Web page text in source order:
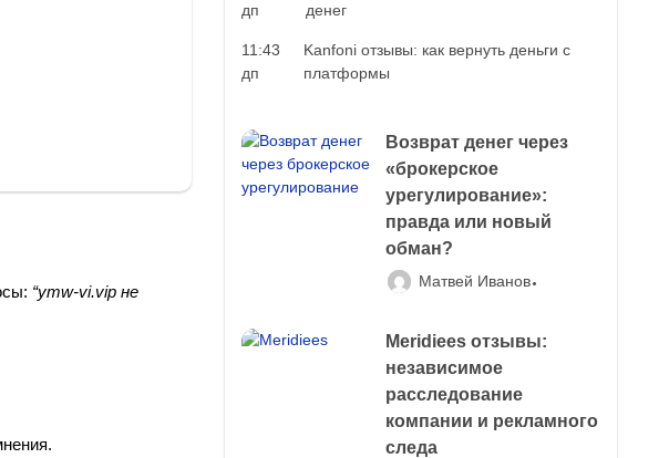
“ymw‑vi.vip не
дп
денег
11:43
дп
Kanfoni отзывы: как вернуть деньги с
платформы
Возврат денег через
«брокерское
урегулирование»:
правда или новый
обман?
Матвей Иванов
Meridiees отзывы:
независимое
расследование
компании и рекламного
следа